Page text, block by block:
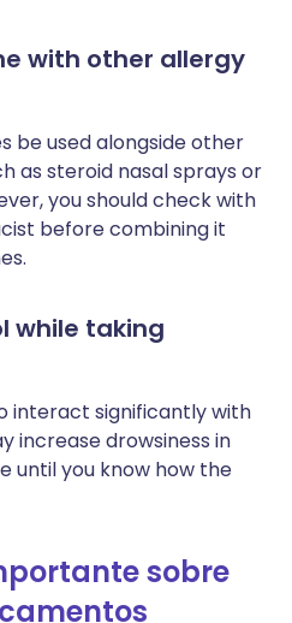
with other allergy
be used alongside other
as steroid nasal sprays or
you should check with
before combining it
while taking
interact significantly with
increase drowsiness in
until you know how the
sobre